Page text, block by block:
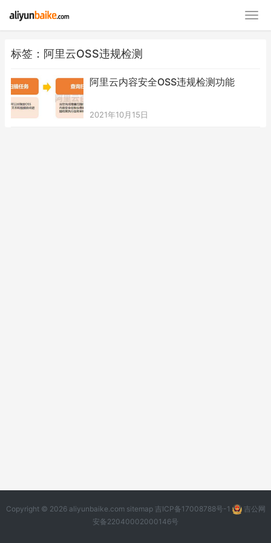
标签：阿里云OSS违规检测
阿里云内容安全OSS违规检测功能
2021年10月15日
Copyright © 2026 aliyunbaike.com sitemap 吉ICP备17008788号-1
吉公网
安备22040002000146号